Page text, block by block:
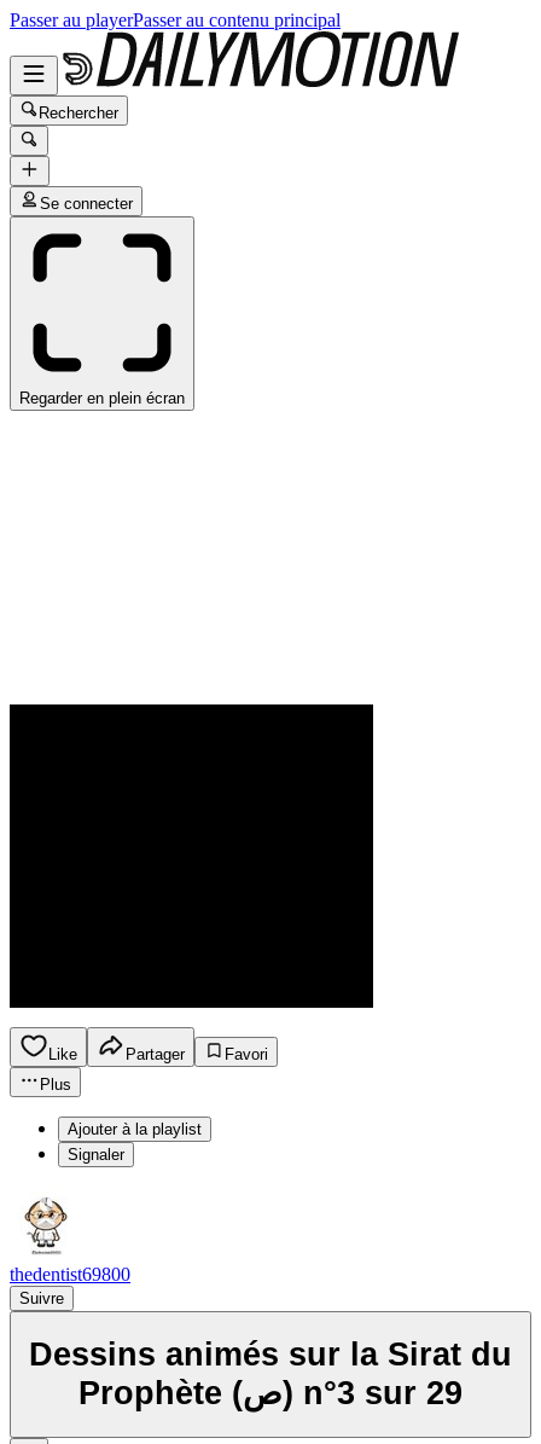
Passer au playerPasser au contenu principal
Rechercher
Se connecter
Regarder en plein écran
Like Partager
Favori
Plus
Ajouter à la playlist
Signaler
thedentist69800
Suivre
Dessins animés sur la Sirat du
Prophète (ص) n°3 sur 29